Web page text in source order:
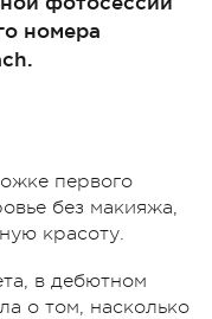
номера
первого
без макияжа,
красоту.
в дебютном
о том, насколько